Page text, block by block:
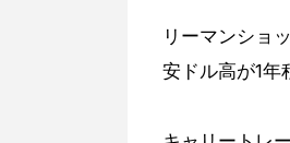
リーマンショ
安ドル高が1年